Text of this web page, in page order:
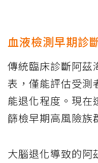
血液檢測早期診
傳統臨床診斷阿茲
表，僅能評估受測
能退化程度。現在
篩檢早期高風險族
大腦退化導致的阿